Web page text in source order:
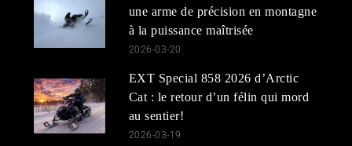
une arme de précision en montagne
à la puissance maîtrisée
2026-03-20
EXT Special 858 2026 d’Arctic
Cat : le retour d’un félin qui mord
au sentier!
2026-03-19